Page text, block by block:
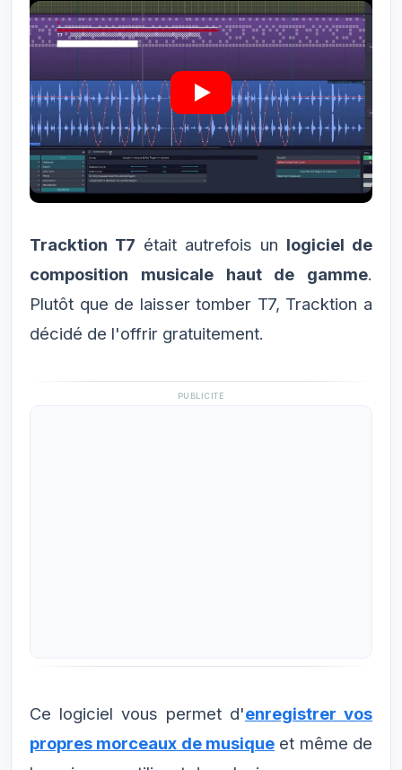
Tracktion T7 était autrefois un logiciel de
composition musicale haut de gamme.
Plutôt que de laisser tomber T7, Tracktion a
décidé de l'offrir gratuitement.
PUBLICITÉ
Ce logiciel vous permet d'enregistrer vos
propres morceaux de musique et même de